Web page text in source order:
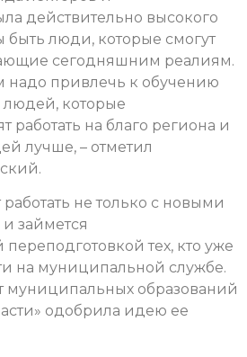
действительно высокого
быть люди, которые смогут
сегодняшним реалиям.
надо привлечь к обучению
людей, которые
работать на благо региона и
лучше, – отметил
не только с новыми
займется
тех, кто уже
на муниципальной службе.
муниципальных образований
одобрила идею ее